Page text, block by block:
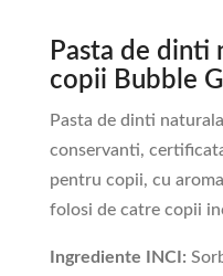
Pasta de dinti
copii Bubble
Pasta de dinti
conservanti,
pentru copii, cu
folosi de catre copii
Ingrediente INCI: